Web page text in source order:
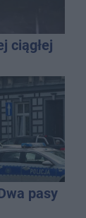
ciągłej
pasy